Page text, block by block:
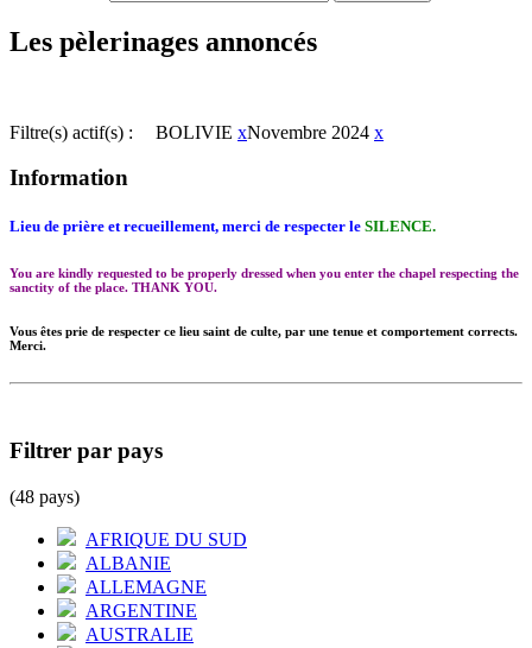
Les pèlerinages annoncés
Filtre(s) actif(s) : BOLIVIE xNovembre 2024 x
Information
Lieu de prière et recueillement, merci de respecter le SILENCE.
You are kindly requested to be properly dressed when you enter the chapel respecting the
sanctity of the place. THANK YOU.
Vous êtes prie de respecter ce lieu saint de culte, par une tenue et comportement corrects.
Merci.
Filtrer par pays
(48 pays)
AFRIQUE DU SUD
ALBANIE
ALLEMAGNE
ARGENTINE
AUSTRALIE